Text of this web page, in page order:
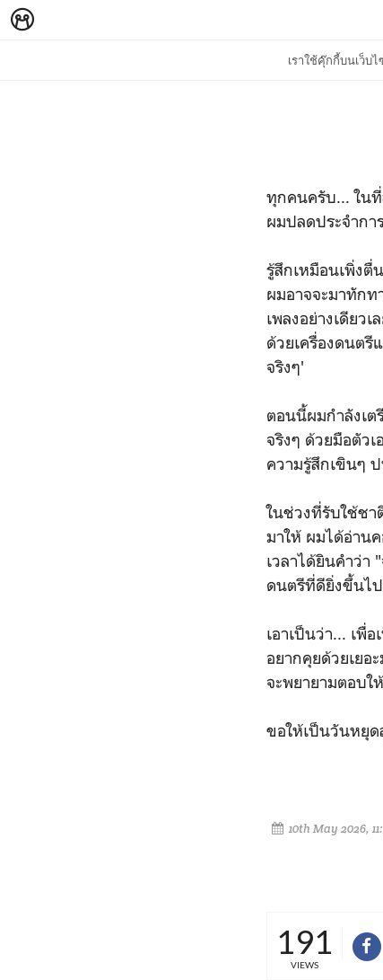
เราใช้คุ๊กกี้บนเว็บ
ทุกคนครับ... ใน
ผมปลดประจำกา
รู้สึกเหมือนเพิ่งตื่
ผมอาจจะมาทัก
เพลงอย่างเดียว
ด้วยเครื่องดนตรี
จริงๆ'
ตอนนี้ผมกำลังเต
จริงๆ ด้วยมือตัว
ความรู้สึกเขินๆ
ในช่วงที่รับใช้ช
มาให้ ผมได้อ่าน
เวลาได้ยินคำว่
ดนตรีที่ดียิ่งขึ้นไ
เอาเป็นว่า... เพื่
อยากคุยด้วยเยอ
จะพยายามตอบใ
ขอให้เป็นวันหยุ
10th May 2026,
191
VIEWS